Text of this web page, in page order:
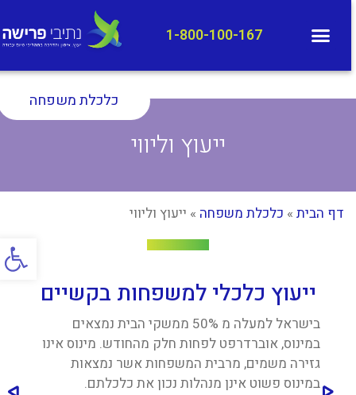
פתח
1-800-100-167
כלכלת משפחה
ייעוץ וליווי
דף הבית» כלכלת משפחה» ייעוץ וליווי
ייעוץ כלכלי למשפחות בקשיים
בישראל למעלה מ 50% ממשקי הבית נמצאים
במינוס, אוברדרפט לפחות חלק מהחודש. מינוס אינו
גזירה משמים, מרבית המשפחות אשר נמצאות
במינוס פשוט אינן מנהלות נכון את כלכלתם.